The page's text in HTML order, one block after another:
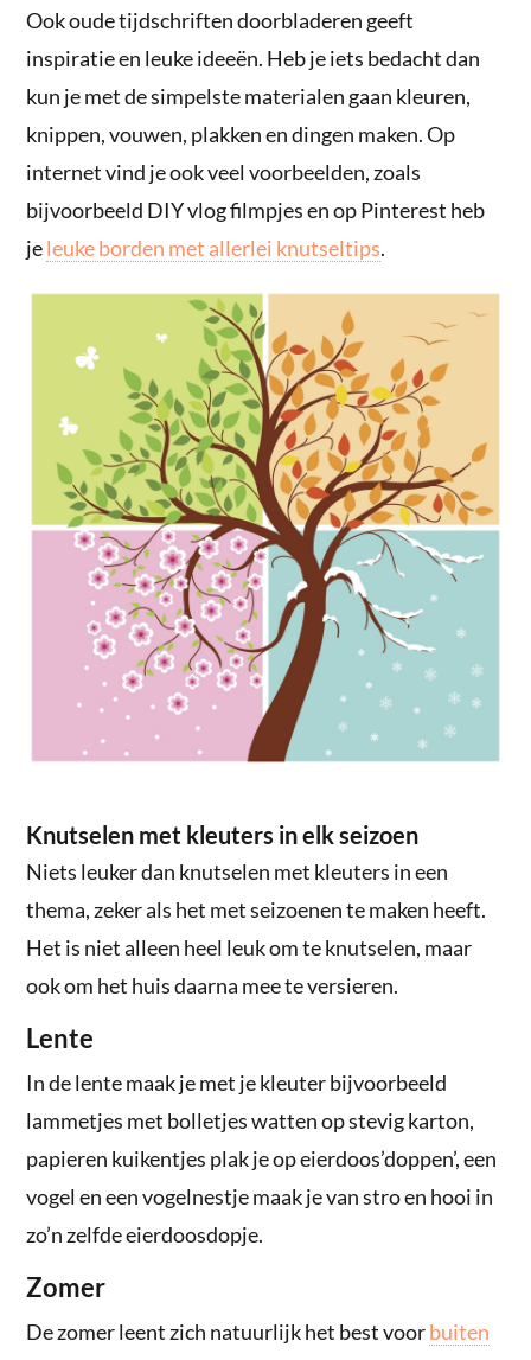
Ook oude tijdschriften doorbladeren geeft
inspiratie en leuke ideeën. Heb je iets bedacht dan
kun je met de simpelste materialen gaan kleuren,
knippen, vouwen, plakken en dingen maken. Op
internet vind je ook veel voorbeelden, zoals
bijvoorbeeld DIY vlog filmpjes en op Pinterest heb
jeleuke borden met allerlei knutseltips.
Knutselen met kleuters in elk seizoen
Niets leuker dan knutselen met kleuters in een
thema, zeker als het met seizoenen te maken heeft.
Het is niet alleen heel leuk om te knutselen, maar
ook om het huis daarna mee te versieren.
Lente
In de lente maak je met je kleuter bijvoorbeeld
lammetjes met bolletjes watten op stevig karton,
papieren kuikentjes plak je op eierdoos’doppen’, een
vogel en een vogelnestje maak je van stro en hooi in
zo’n zelfde eierdoosdopje.
Zomer
De zomer leent zich natuurlijk het best voorbuiten